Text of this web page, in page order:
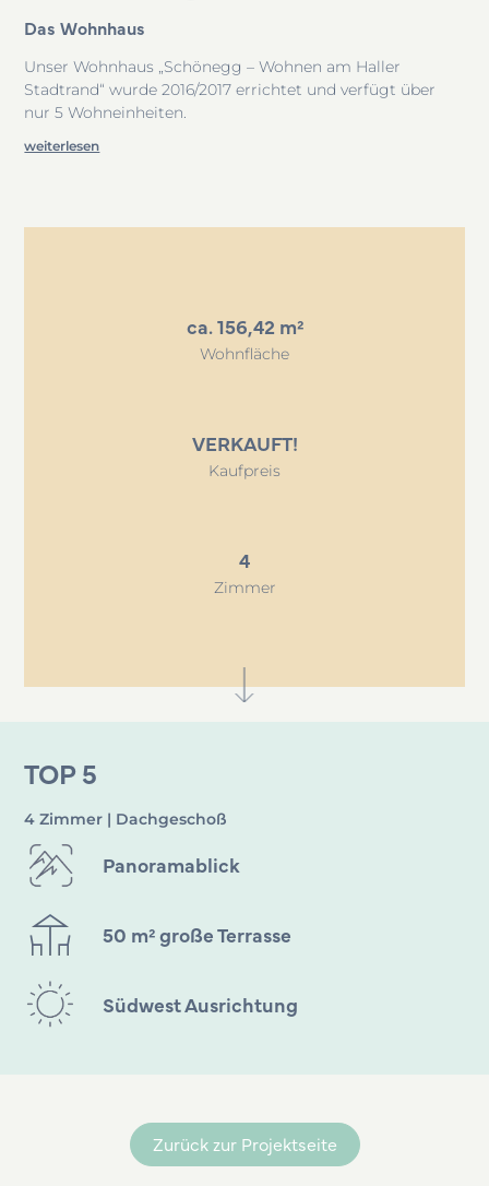
Das Wohnhaus
Unser Wohnhaus „Schönegg – Wohnen am Haller
Stadtrand“ wurde 2016/2017 errichtet und verfügt über
nur 5 Wohneinheiten.
Alle Wohnungen sind über das außenliegende
Kellerabteile, großzügige Lagerräume, der Technikraum
weiterlesen
ca. 156,42 m²
Wohnfläche
VERKAUFT!
Kaufpreis
4
Zimmer
TOP 5
4 Zimmer | Dachgeschoß
Panoramablick
50 m² große Terrasse
Südwest Ausrichtung
Zurück zur Projektseite